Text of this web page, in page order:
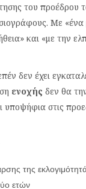
του προέδρου
Με «ένα
και «με την
δεν έχει
ενοχήςδεν θα
υποψήφια στις
της
ετών